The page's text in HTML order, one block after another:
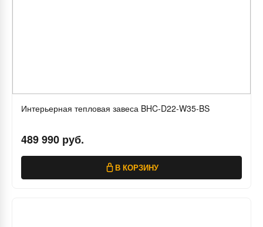
Интерьерная тепловая завеса BHC-D22-W35-BS
489 990 руб.
В КОРЗИНУ